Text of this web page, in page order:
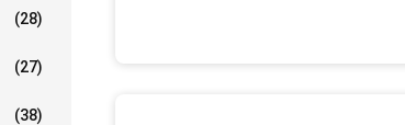
(28)
(27)
(38)